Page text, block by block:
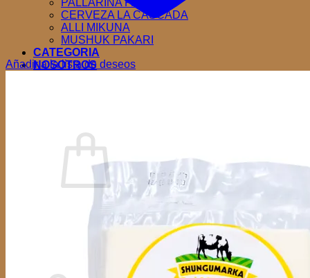
PALLARINA PASTAS
CERVEZA LA CASCADA
ALLI MIKUNA
MUSHUK PAKARI
CATEGORIA
NOSOTROS
No hay productos en el carrito.
Volver a la tienda
Añadir a la lista de deseos